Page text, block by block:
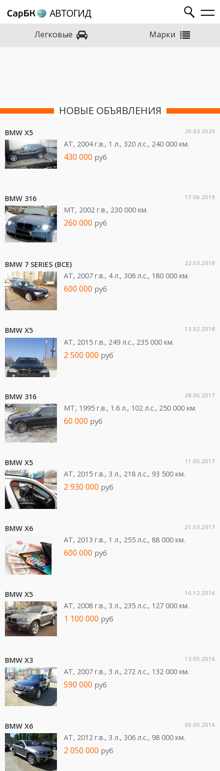
АВТОГИД
Легковые Марки
НОВЫЕ ОБЪЯВЛЕНИЯ
BMW X5 20.03.2020
AT, 2004 г.в., 1 л., 320 л.c., 240 000 км.
430 000 руб
BMW 316 17.06.2019
MT, 2002 г.в., 230 000 км.
260 000 руб
BMW 7 SERIES (ВСЕ) 22.03.2018
AT, 2007 г.в., 4 л., 306 л.c., 180 000 км.
600 000 руб
BMW X5 13.02.2018
AT, 2015 г.в., 249 л.c., 235 000 км.
2 500 000 руб
BMW 316 28.06.2017
MT, 1995 г.в., 1.6 л., 102 л.c., 250 000 км.
60 000 руб
BMW X5 11.05.2017
AT, 2015 г.в., 3 л., 218 л.c., 93 500 км.
2 930 000 руб
BMW X6 21.03.2017
AT, 2013 г.в., 1 л., 255 л.c., 88 000 км.
600 000 руб
BMW X5 16.12.2016
AT, 2008 г.в., 3 л., 235 л.c., 127 000 км.
1 100 000 руб
BMW X3 13.05.2016
AT, 2007 г.в., 3 л., 272 л.c., 132 000 км.
590 000 руб
BMW X6 06.05.2016
AT, 2012 г.в., 3 л., 306 л.c., 98 000 км.
2 050 000 руб